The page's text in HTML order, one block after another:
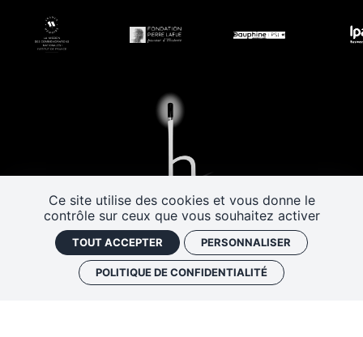
Ce site utilise des cookies et vous donne le
contrôle sur ceux que vous souhaitez activer
TOUT ACCEPTER PERSONNALISER
POLITIQUE DE CONFIDENTIALITÉ
Les Rendez-vous de l’histoire
4 ter rue Robert Houdin - 41000 BLOIS
Tel 02 54 56 09 50
-Fax 02 54 90 09 50
Nous contacter